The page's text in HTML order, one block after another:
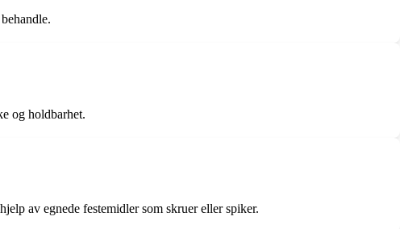
og holdbarhet.
av egnede festemidler som skruer eller spiker.